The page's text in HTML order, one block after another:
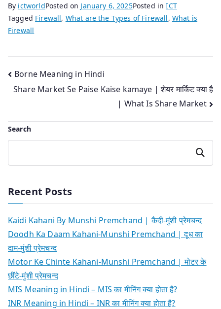
By ictworldPosted on January 6, 2025Posted inICT
Tagged Firewall, What are the Types of Firewall, What is
Firewall
Post
navigation
Borne Meaning in Hindi
Share Market Se Paise Kaise kamaye | शेयर मार्किट क्या है
| What Is Share Market
Search
Search
Recent Posts
Kaidi Kahani By Munshi Premchand | कैदी-मुंशी प्रेमचन्द
Doodh Ka Daam Kahani-Munshi Premchand | दूध का
दाम-मुंशी प्रेमचन्द
Motor Ke Chinte Kahani-Munshi Premchand | मोटर के
छींटे-मुंशी प्रेमचन्द
MIS Meaning in Hindi – MIS का मीनिंग क्या होता है?
INR Meaning in Hindi – INR का मीनिंग क्या होता है?